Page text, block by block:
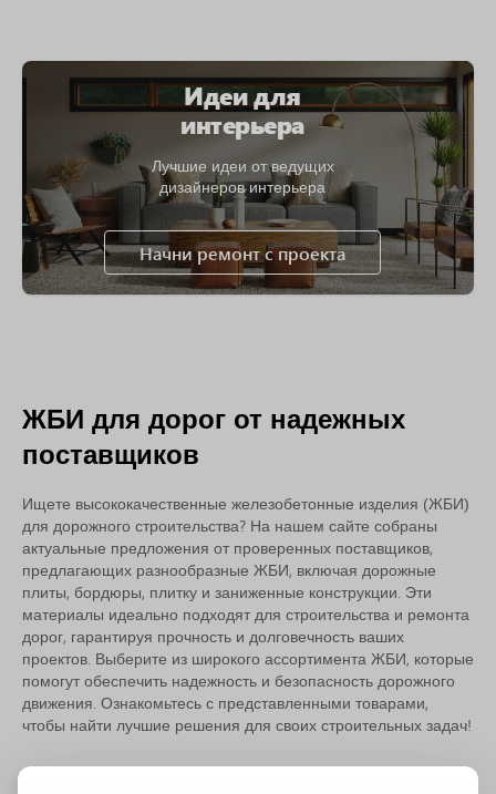
Идеи для
интерьера
Лучшие идеи от ведущих
дизайнеров интерьера
Начни ремонт с проекта
ЖБИ для дорог от надежных
поставщиков
Ищете высококачественные железобетонные изделия (ЖБИ)
для дорожного строительства? На нашем сайте собраны
актуальные предложения от проверенных поставщиков,
предлагающих разнообразные ЖБИ, включая дорожные
плиты, бордюры, плитку и заниженные конструкции. Эти
материалы идеально подходят для строительства и ремонта
дорог, гарантируя прочность и долговечность ваших
проектов. Выберите из широкого ассортимента ЖБИ, которые
помогут обеспечить надежность и безопасность дорожного
движения. Ознакомьтесь с представленными товарами,
чтобы найти лучшие решения для своих строительных задач!